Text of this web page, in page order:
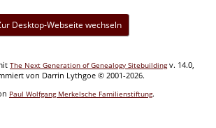
Desktop-Webseite wechseln
The Next Generation of Genealogy Sitebuildingv. 14.0,
von Darrin Lythgoe © 2001-2026.
Paul Wolfgang Merkelsche Familienstiftung.